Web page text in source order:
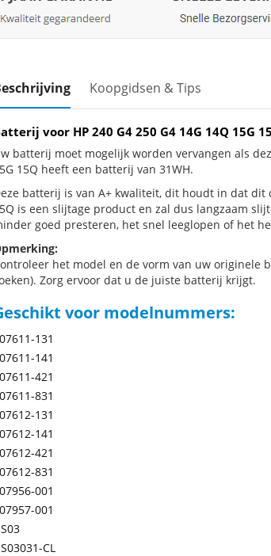
Koopgidsen & Tips
voor HP 240 G4 250 G4 14G 14Q 15G
batterij moet mogelijk worden vervangen als
15Q heeft een batterij van 31WH.
batterij is van A+ kwaliteit, dit houdt in dat dit
is een slijtage product en zal dus langzaam
goed presteren, het snel leeglopen of het
het model en de vorm van uw originele
Zorg ervoor dat u de juiste batterij krijgt.
voor modelnummers:
131
141
421
831
131
141
421
831
001
001
CL